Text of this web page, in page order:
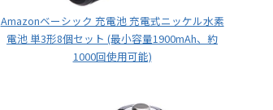
Amazonベーシック 充電池 充電式ニッケル水素
電池 単3形8個セット (最小容量1900mAh、約
1000回使用可能)